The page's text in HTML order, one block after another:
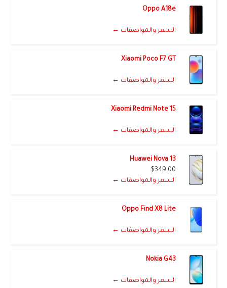
Oppo A18e
السعر والمواصفات ←
Xiaomi Poco F7 GT
السعر والمواصفات ←
Xiaomi Redmi Note 15
السعر والمواصفات ←
Huawei Nova 13
$349.00
السعر والمواصفات ←
Oppo Find X8 Lite
السعر والمواصفات ←
Nokia G43
السعر والمواصفات ←